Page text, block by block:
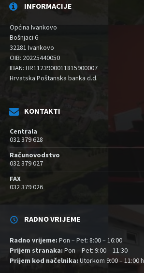
INFORMACIJE
Općina Ivankovo
Bošnjaci 6
32281 Ivankovo
OIB: 20225440050
IBAN: HR1123900011815900007
Hrvatska Poštanska banka d.d.
KONTAKTI
Centrala
032 379 628
Računovodstvo
032 379 027
FAX
032 379 026
RADNO VRIJEME
Radno vrijeme: Pon – Pet: 8:00 – 16:00
Prijem stranaka: Pon – Pet: 9:00 – 11:30
Prijem kod načelnika: Utorkom 9:00 – 11:00 h